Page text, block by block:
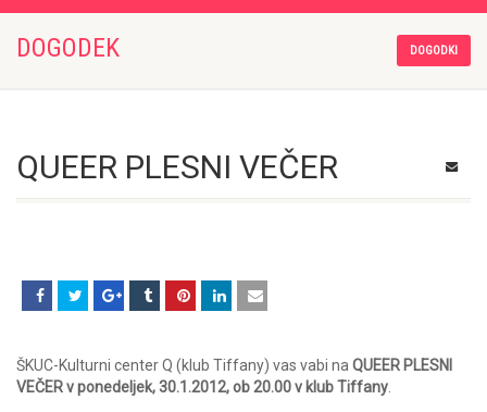
DOGODEK DOGODKI
QUEER PLESNI VEČER
ŠKUC-Kulturni center Q (klub Tiffany) vas vabi na QUEER PLESNI
VEČER v ponedeljek, 30.1.2012, ob 20.00 v klub Tiffany